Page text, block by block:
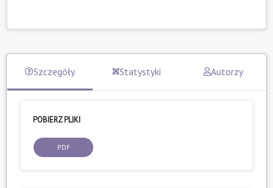
Szczegóły Statystyki Autorzy
POBIERZ PLIKI
PDF